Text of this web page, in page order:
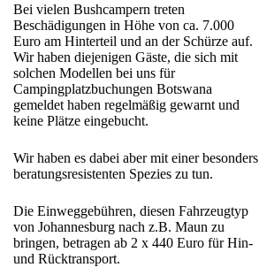
Bei vielen Bushcampern treten
Beschädigungen in Höhe von ca. 7.000
Euro am Hinterteil und an der Schürze auf.
Wir haben diejenigen Gäste, die sich mit
solchen Modellen bei uns für
Campingplatzbuchungen Botswana
gemeldet haben regelmäßig gewarnt und
keine Plätze eingebucht.
Wir haben es dabei aber mit einer besonders
beratungsresistenten Spezies zu tun.
Die Einweggebühren, diesen Fahrzeugtyp
von Johannesburg nach z.B. Maun zu
bringen, betragen ab 2 x 440 Euro für Hin-
und Rücktransport.